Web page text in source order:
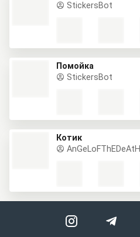
StickersBot
Помойка
StickersBot
Котик
AnGeLoFThEDeAtH